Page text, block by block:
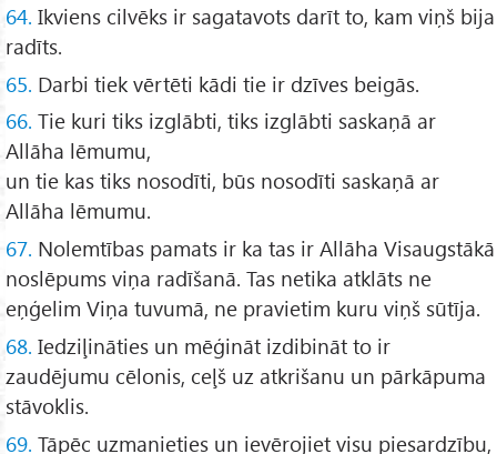
64. Ikviens cilvēks ir sagatavots darīt to, kam viņš bija
radīts.
65. Darbi tiek vērtēti kādi tie ir dzīves beigās.
66. Tie kuri tiks izglābti, tiks izglābti saskaņā ar
Allāha lēmumu,
un tie kas tiks nosodīti, būs nosodīti saskaņā ar
Allāha lēmumu.
67. Nolemtības pamats ir ka tas ir Allāha Visaugstākā
noslēpums viņa radīšanā. Tas netika atklāts ne
eņģelim Viņa tuvumā, ne pravietim kuru viņš sūtīja.
68. Iedziļināties un mēģināt izdibināt to ir
zaudējumu cēlonis, ceļš uz atkrišanu un pārkāpuma
stāvoklis.
69. Tāpēc uzmanieties un ievērojiet visu piesardzību,